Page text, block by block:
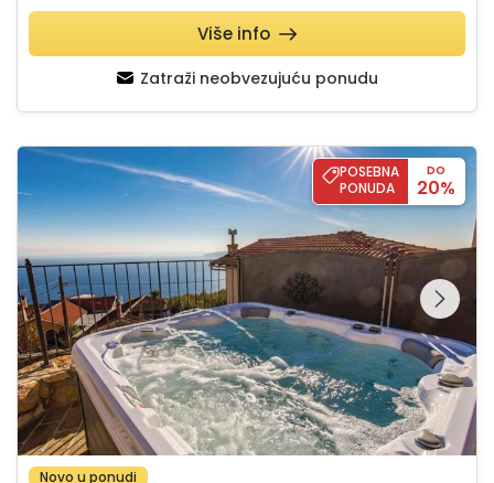
Zatraži neobvezujuću ponudu
Više info
Holiday home villa Zora with outdoor whirpool
POSEBNA
PONUDA
DO
20%
Pregledajte cijelu
galeriju na
Novo u ponudi